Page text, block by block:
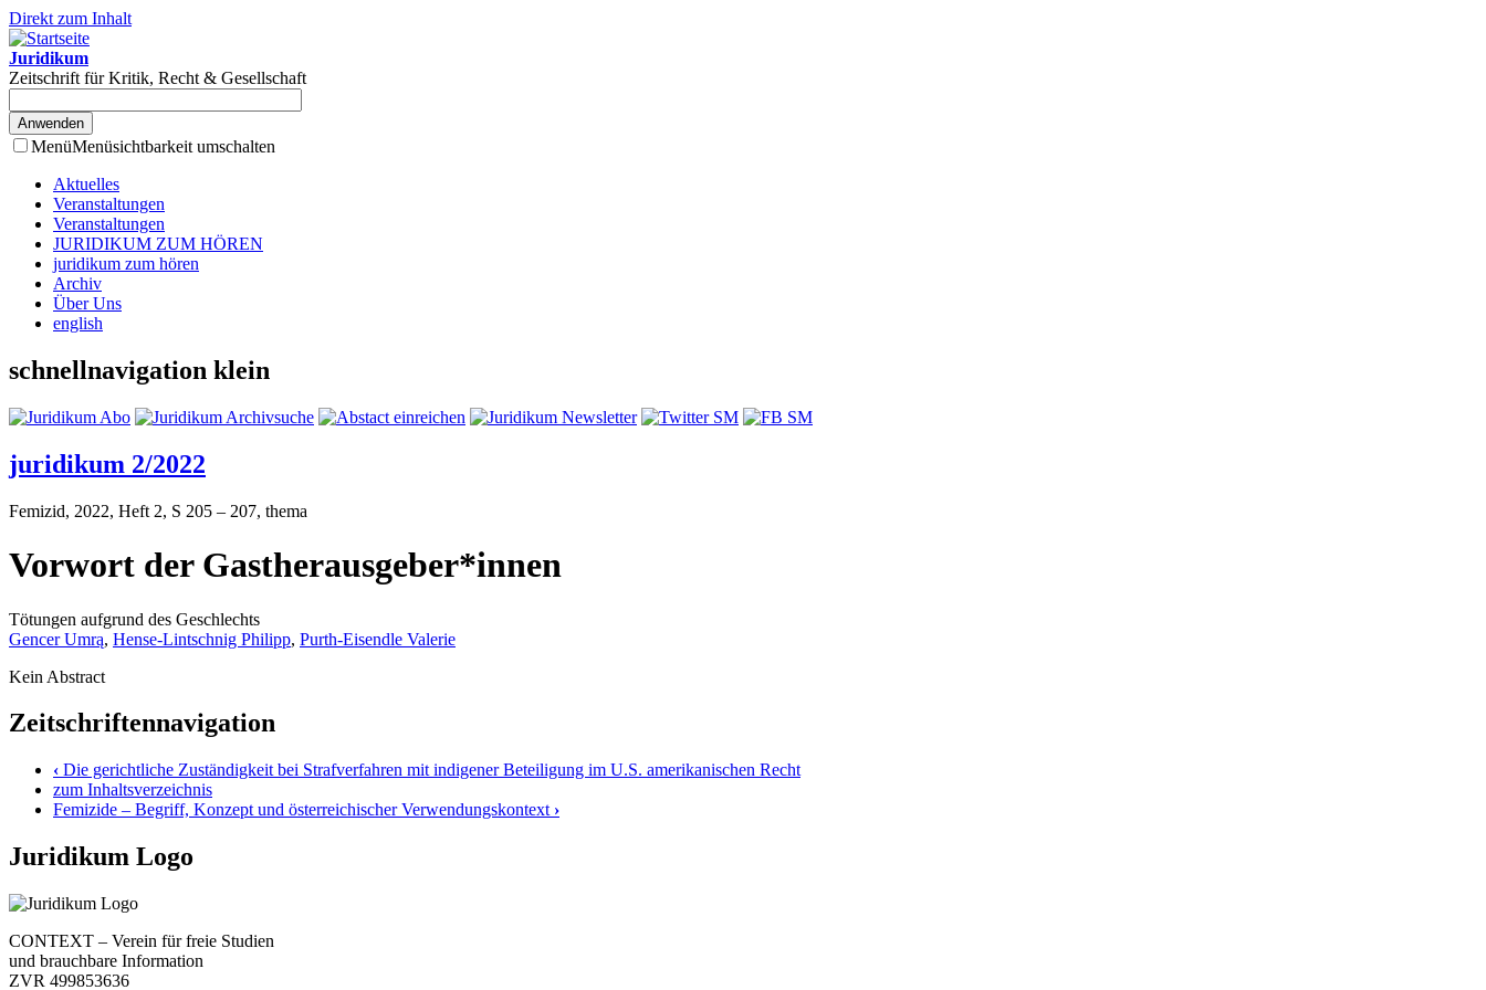
Direkt zum Inhalt
Juridikum
Zeitschrift für Kritik, Recht & Gesellschaft
MenüMenüsichtbarkeit umschalten
Aktuelles
Veranstaltungen
Veranstaltungen
JURIDIKUM ZUM HÖREN
juridikum zum hören
Archiv
Über Uns
english
schnellnavigation klein
juridikum 2/2022
Femizid, 2022, Heft 2, S 205 – 207, thema
Vorwort der Gastherausgeber*innen
Tötungen aufgrund des Geschlechts
Gencer Umrą, Hense-Lintschnig Philipp, Purth-Eisendle Valerie
Kein Abstract
Zeitschriftennavigation
‹ Die gerichtliche Zuständigkeit bei Strafverfahren mit indigener Beteiligung im U.S. amerikanischen Recht
zum Inhaltsverzeichnis
Femizide – Begriff, Konzept und österreichischer Verwendungskontext ›
Juridikum Logo
CONTEXT – Verein für freie Studien
und brauchbare Information
ZVR 499853636